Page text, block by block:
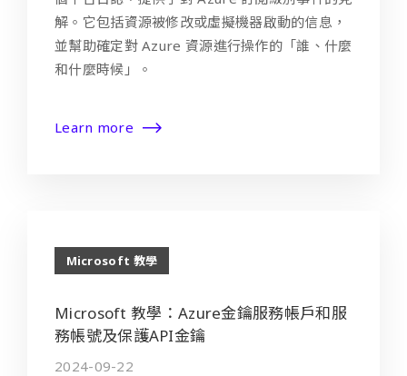
解。它包括資源被修改或虛擬機器啟動的信息，
並幫助確定對 Azure 資源進行操作的「誰、什麼
和什麼時候」。
Learn more
Microsoft 教學
Microsoft 教學：Azure金鑰服務帳戶和服
務帳號及保護API金鑰
2024-09-22